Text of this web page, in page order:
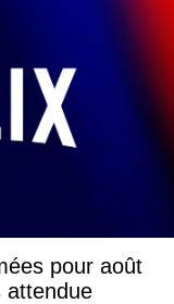
pour août
attendue